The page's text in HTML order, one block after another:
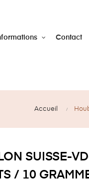
Contact
Accueil
SUISSE-
/ 10